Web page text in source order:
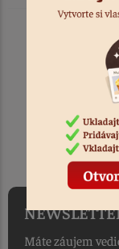
Máte záujem